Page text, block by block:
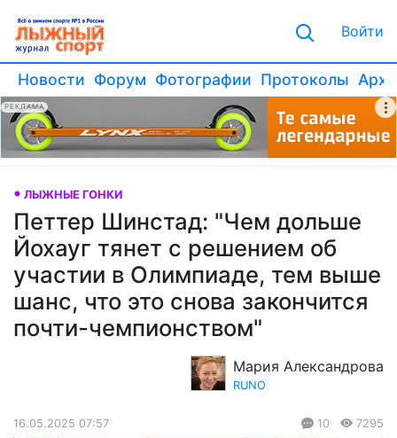
Войти
Новости Форум Фотографии Протоколы
РЕКЛАМА
ЛЫЖНЫЕ ГОНКИ
Петтер Шинстад: " Чем дольше
Йохауг тянет с решением об
участии в Олимпиаде, тем выше
шанс, что это снова закончится
почти-чемпионством"
Мария Александрова
RUNO
16.05.2025 07:57 10 7295